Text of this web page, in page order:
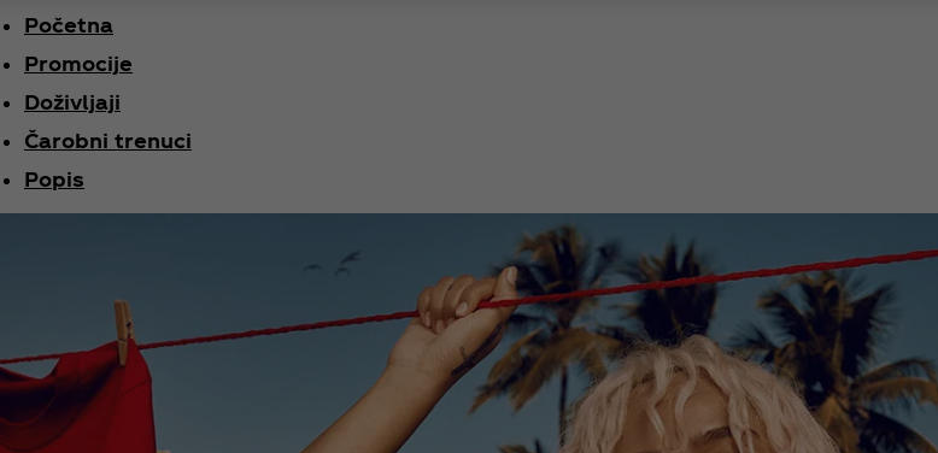
Početna
Promocije
Doživljaji
Čarobni trenuci
Popis